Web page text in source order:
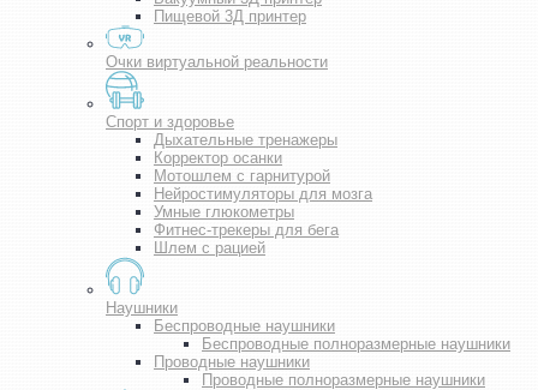
Пищевой 3Д принтер
Очки виртуальной реальности
Спорт и здоровье
Дыхательные тренажеры
Корректор осанки
Мотошлем с гарнитурой
Нейростимуляторы для мозга
Умные глюкометры
Фитнес-трекеры для бега
Шлем с рацией
Наушники
Беспроводные наушники
Беспроводные полноразмерные наушники
Проводные наушники
Проводные полноразмерные наушники